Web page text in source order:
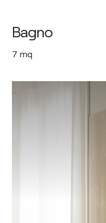
Bagno
7 mq